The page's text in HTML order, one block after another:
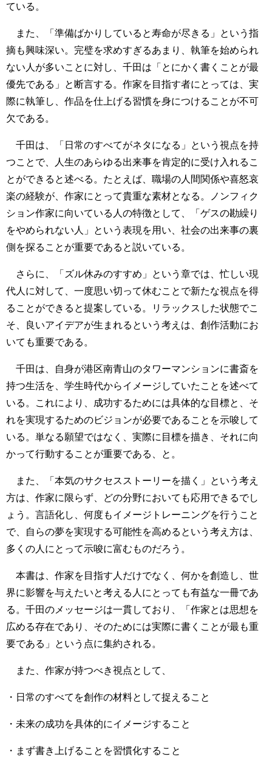
ている。
また、「準備ばかりしていると寿命が尽きる」という指
摘も興味深い。完璧を求めすぎるあまり、執筆を始められ
ない人が多いことに対し、千田は「とにかく書くことが最
優先である」と断言する。作家を目指す者にとっては、実
際に執筆し、作品を仕上げる習慣を身につけることが不可
欠である。
千田は、「日常のすべてがネタになる」という視点を持
つことで、人生のあらゆる出来事を肯定的に受け入れるこ
とができると述べる。たとえば、職場の人間関係や喜怒哀
楽の経験が、作家にとって貴重な素材となる。ノンフィク
ション作家に向いている人の特徴として、「ゲスの勘繰り
をやめられない人」という表現を用い、社会の出来事の裏
側を探ることが重要であると説いている。
さらに、「ズル休みのすすめ」という章では、忙しい現
代人に対して、一度思い切って休むことで新たな視点を得
ることができると提案している。リラックスした状態でこ
そ、良いアイデアが生まれるという考えは、創作活動にお
いても重要である。
千田は、自身が港区南青山のタワーマンションに書斎を
持つ生活を、学生時代からイメージしていたことを述べて
いる。これにより、成功するためには具体的な目標と、そ
れを実現するためのビジョンが必要であることを示唆して
いる。単なる願望ではなく、実際に目標を描き、それに向
かって行動することが重要である、と。
また、「本気のサクセスストーリーを描く」という考え
方は、作家に限らず、どの分野においても応用できるでし
ょう。言語化し、何度もイメージトレーニングを行うこと
で、自らの夢を実現する可能性を高めるという考え方は、
多くの人にとって示唆に富むものだろう。
本書は、作家を目指す人だけでなく、何かを創造し、世
界に影響を与えたいと考える人にとっても有益な一冊であ
る。千田のメッセージは一貫しており、「作家とは思想を
広める存在であり、そのためには実際に書くことが最も重
要である」という点に集約される。
また、作家が持つべき視点として、
・日常のすべてを創作の材料として捉えること
・未来の成功を具体的にイメージすること
・まず書き上げることを習慣化すること